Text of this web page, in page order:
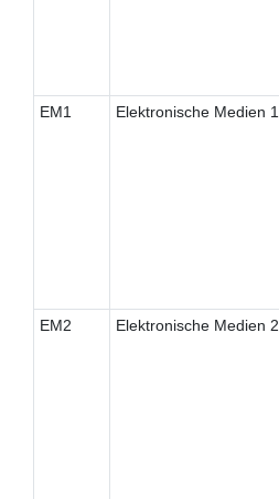
EM1 Elektronische Medien 1
EM2 Elektronische Medien 2